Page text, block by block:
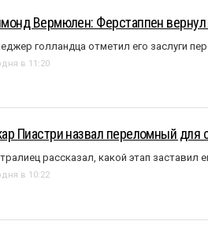
Вермюлен: Ферстаппен
голландца отметил его заслуги
в 11:20
Пиастри назвал переломный для
рассказал, какой этап заставил
в 10:22